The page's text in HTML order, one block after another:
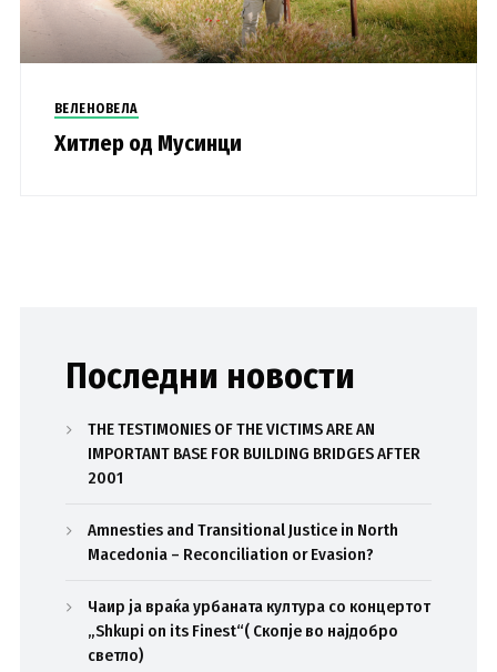
ВЕЛЕНОВЕЛА
Хитлер од Мусинци
Последни новости
THE TESTIMONIES OF THE VICTIMS ARE AN
IMPORTANT BASE FOR BUILDING BRIDGES AFTER
2001
Amnesties and Transitional Justice in North
Macedonia – Reconciliation or Evasion?
Чаир ја враќа урбаната култура со концертот
„Shkupi on its Finest“( Скопје во најдобро
светло)